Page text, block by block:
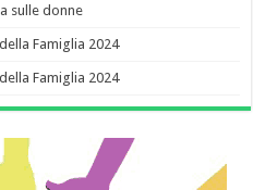
sulle donne
Famiglia 2024
Famiglia 2024